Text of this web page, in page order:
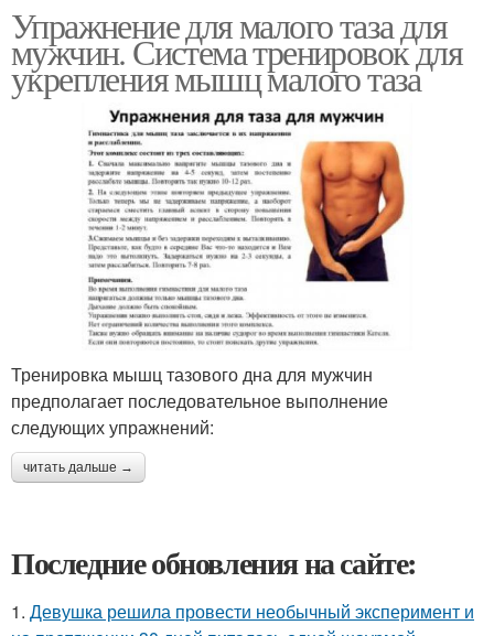
Упражнение для малого таза для
мужчин. Система тренировок для
укрепления мышц малого таза
Тренировка мышц тазового дна для мужчин
предполагает последовательное выполнение
следующих упражнений:
читать дальше →
Последние обновления на сайте:
1. Девушка решила провести необычный эксперимент и